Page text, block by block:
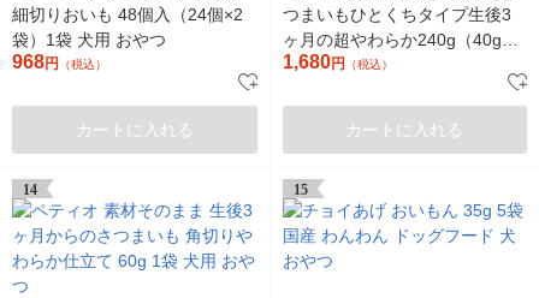
細切りおいも 48個入（24個×2
袋）1袋 犬用 おやつ
968円 （税込）
カートに入れる
つまいもひとくちタイプ生後3
ヶ月の超やわらか240g（40g×6
袋）1セット（1袋×3）犬用 お
1,680円 （税込）
カートに入れる
14 15